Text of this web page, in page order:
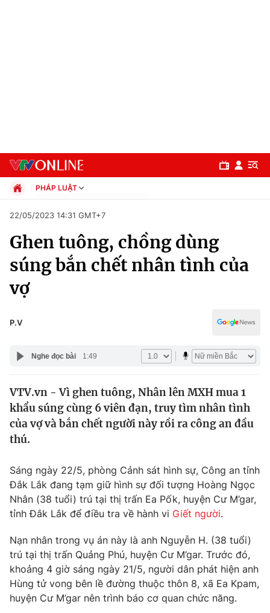
Chuyên mục
Chính trị
Thế giới
Tin tức
Câu chuyện quốc tế
Tài chính
Thị trường
Góc doanh nghiệp
Dữ liệu và đời sống
Truyền hình
Phim VTV
Hậu trường
Nhân vật
Giải trí
Điện ảnh
Âm nhạc
Đời sống
PHÁP LUẬT
Xã hội
Pháp luật
Kinh tế
Thể thao
Giáo dục
22/05/2023 14:31 GMT+7
Ghen tuông, chồng dùng
súng bắn chết nhân tình của
vợ
P.V
Nghe đọc bài 1:49
VTV.vn - Vì ghen tuông, Nhân lên MXH mua 1
khẩu súng cùng 6 viên đạn, truy tìm nhân tình
của vợ và bắn chết người này rồi ra công an đầu
thú.
Sáng ngày 22/5, phòng Cảnh sát hình sự, Công an tỉnh
Đắk Lắk đang tạm giữ hình sự đối tượng Hoàng Ngọc
Nhân (38 tuổi) trú tại thị trấn Ea Pốk, huyện Cư M’gar,
tỉnh Đắk Lắk để điều tra về hành vi Giết người.
Nạn nhân trong vụ án này là anh Nguyễn H. (38 tuổi)
trú tại thị trấn Quảng Phú, huyện Cư M’gar. Trước đó,
khoảng 4 giờ sáng ngày 21/5, người dân phát hiện anh
Hùng tử vong bên lề đường thuộc thôn 8, xã Ea Kpam,
huyện Cư M’gar nên trình báo cơ quan chức năng.